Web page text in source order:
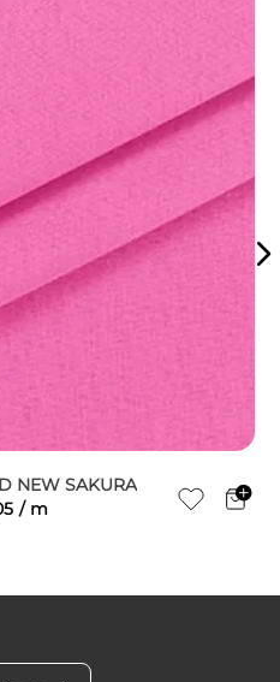
NEW SAKURA
/ m